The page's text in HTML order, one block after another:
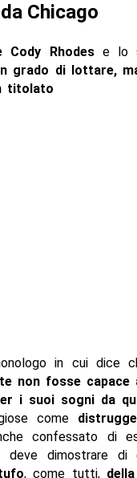
Chicago
Cody Rhodese lo
grado di lottare,
titolato
in cui dice
non fosse
i suoi sogni da
come
confessato di
dimostrare di
, come tutti,